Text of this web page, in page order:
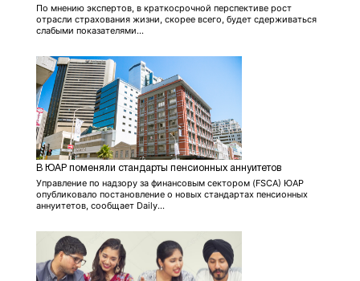
По мнению экспертов, в краткосрочной перспективе рост
отрасли страхования жизни, скорее всего, будет сдерживаться
слабыми показателями...
В ЮАР поменяли стандарты пенсионных аннуитетов
Управление по надзору за финансовым сектором (FSCA) ЮАР
опубликовало постановление о новых стандартах пенсионных
аннуитетов, сообщает Daily...